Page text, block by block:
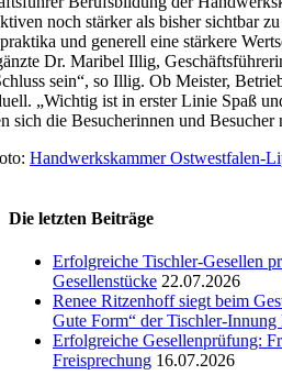
noch stärker als bisher sichtbar
und generell eine stärkere
Dr. Maribel Illig,
sein“, so Illig. Ob Meister,
„Wichtig ist in erster Linie Spaß
sich die Besucherinnen und
Handwerkskammer Ostwestfalen-
Die letzten Beiträge
Erfolgreiche Tischler-Gesellen
Gesellenstücke 22.07.2026
Renee Ritzenhoff siegt beim
Gute Form“ der Tischler-
Erfolgreiche Gesellenprüfung:
Freisprechung 16.07.2026